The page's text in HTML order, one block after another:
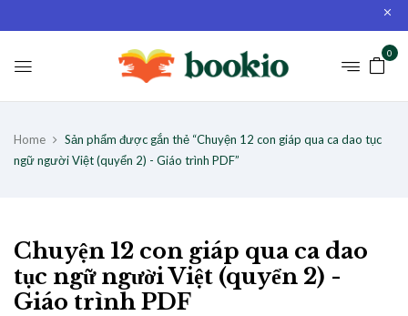
0
Home
Sản phẩm được gắn thẻ “Chuyện 12 con giáp qua ca dao tục
ngữ người Việt (quyển 2) - Giáo trình PDF”
Chuyện 12 con giáp qua ca dao
tục ngữ người Việt (quyển 2) -
Giáo trình PDF